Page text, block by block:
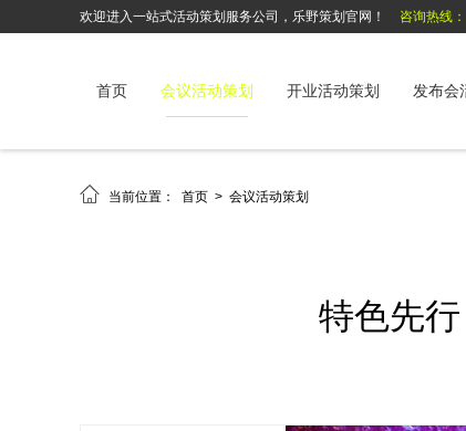
欢迎进入一站式活动策划服务公司，乐野策划官网！ 咨询热线
首页 会议活动策划 开业活动策划 发布会
 当前位置： 首页 > 会议活动策划
特色先